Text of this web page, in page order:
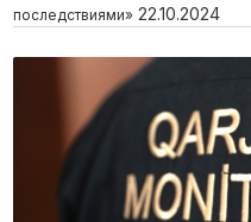
последствиями» 22.10.2024